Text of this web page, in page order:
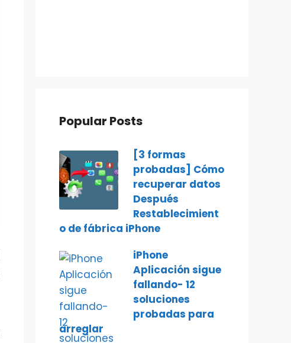
Popular Posts
[3 formas
probadas] Cómo
recuperar datos
Después
Restablecimient
o de fábrica iPhone
iPhone
Aplicación sigue
fallando- 12
soluciones
probadas para
arreglar